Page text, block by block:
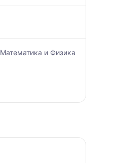
Математика и Физика